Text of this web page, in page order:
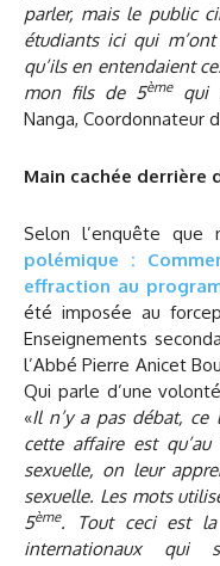
parler, mais le public
étudiants ici qui
qu’ils en entendaient
mon fils de 5èmequi
Nanga, Coordonnateur
Main cachée derrière
Selon l’enquête que
polémique :
effraction au
été imposée au
Enseignements
l’Abbé Pierre Anicet
Qui parle d’une
«Il n’y a pas débat, ce
cette affaire est
sexuelle, on leur
sexuelle. Les mots
5ème. Tout ceci est la
internationaux qui